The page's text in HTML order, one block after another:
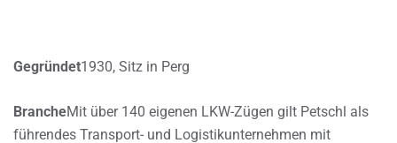
Gegründet1930, Sitz in Perg
BrancheMit über 140 eigenen LKW-Zügen gilt Petschl als
führendes Transport- und Logistikunternehmen mit